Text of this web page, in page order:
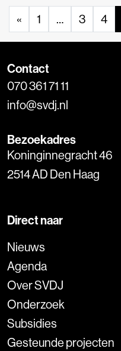
« 1 … 3 4
Contact
070 361 71 11
info@svdj.nl
Bezoekadres
Koninginnegracht 46
2514 AD Den Haag
Direct naar
Nieuws
Agenda
Over SVDJ
Onderzoek
Subsidies
Gesteunde projecten